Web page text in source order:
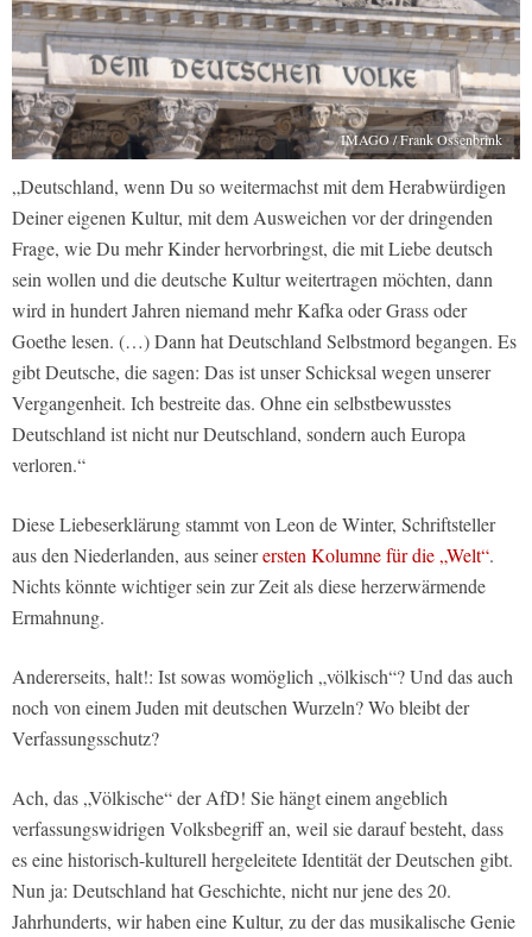
IMAGO / Frank Ossenbrink
„Deutschland, wenn Du so weitermachst mit dem Herabwürdigen
Deiner eigenen Kultur, mit dem Ausweichen vor der dringenden
Frage, wie Du mehr Kinder hervorbringst, die mit Liebe deutsch
sein wollen und die deutsche Kultur weitertragen möchten, dann
wird in hundert Jahren niemand mehr Kafka oder Grass oder
Goethe lesen. (…) Dann hat Deutschland Selbstmord begangen. Es
gibt Deutsche, die sagen: Das ist unser Schicksal wegen unserer
Vergangenheit. Ich bestreite das. Ohne ein selbstbewusstes
Deutschland ist nicht nur Deutschland, sondern auch Europa
verloren.“
Diese Liebeserklärung stammt von Leon de Winter, Schriftsteller
aus den Niederlanden, aus seinerersten Kolumne für die „Welt“.
Nichts könnte wichtiger sein zur Zeit als diese herzerwärmende
Ermahnung.
Andererseits, halt!: Ist sowas womöglich „völkisch“? Und das auch
noch von einem Juden mit deutschen Wurzeln? Wo bleibt der
Verfassungsschutz?
Ach, das „Völkische“ der AfD! Sie hängt einem angeblich
verfassungswidrigen Volksbegriff an, weil sie darauf besteht, dass
es eine historisch-kulturell hergeleitete Identität der Deutschen gibt.
Nun ja: Deutschland hat Geschichte, nicht nur jene des 20.
Jahrhunderts, wir haben eine Kultur, zu der das musikalische Genie